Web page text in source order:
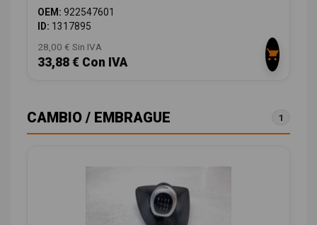
OEM: 922547601
ID: 1317895
28,00 € Sin IVA
33,88 € Con IVA
CAMBIO / EMBRAGUE 1